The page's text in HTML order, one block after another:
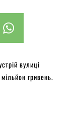
вулиці
гривень.